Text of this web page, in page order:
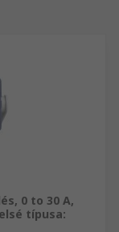
0 to 30 A,
típusa: